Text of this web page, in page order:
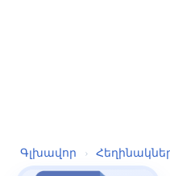
Գլխավոր ›